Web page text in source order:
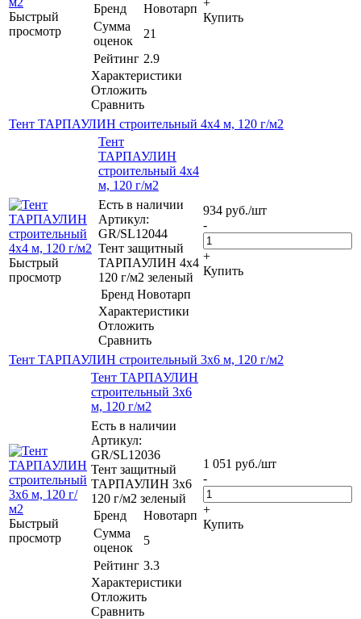
Быстрый
просмотр
Бренд
Новотарп
Сумма
оценок
21
Рейтинг 2.9
Характеристики
Отложить
Сравнить
Купить
Тент ТАРПАУЛИН строительный 4х4 м, 120 г/м2
Быстрый
просмотр
Тент
ТАРПАУЛИН
строительный 4х4
м, 120 г/м2
Есть в наличии
Артикул:
GR/SL12044
Тент защитный
ТАРПАУЛИН 4х4
120 г/м2 зеленый
Бренд Новотарп
Характеристики
Отложить
Сравнить
934 руб./шт
-
+
Купить
Тент ТАРПАУЛИН строительный 3х6 м, 120 г/м2
Быстрый
просмотр
Тент ТАРПАУЛИН
строительный 3х6
м, 120 г/м2
Есть в наличии
Артикул:
GR/SL12036
Тент защитный
ТАРПАУЛИН 3х6
120 г/м2 зеленый
Бренд
Новотарп
Сумма
оценок
5
Рейтинг 3.3
Характеристики
Отложить
Сравнить
1 051 руб./шт
-
+
Купить